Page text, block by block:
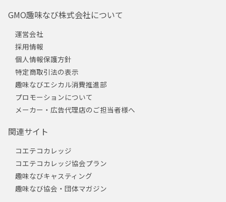
GMO趣味なび株式会社について
運営会社
採用情報
個人情報保護方針
特定商取引法の表示
趣味なびエシカル消費推進部
プロモーションについて
メーカー・広告代理店のご担当者様へ
関連サイト
コエテコカレッジ
コエテコカレッジ協会プラン
趣味なびキャスティング
趣味なび協会・団体マガジン